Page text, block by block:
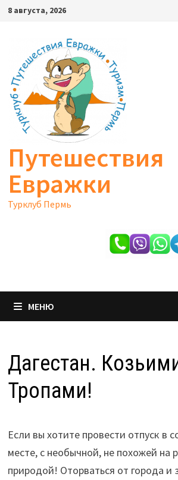
Перейти
содержимому
8 августа, 2026
Путешествия
Евражки
Турклуб Пермь
МЕНЮ
Дагестан.
Тропами!
Если вы хотите провести отпуск в
месте, с необычной, не похожей на
природой! Оторваться от города и